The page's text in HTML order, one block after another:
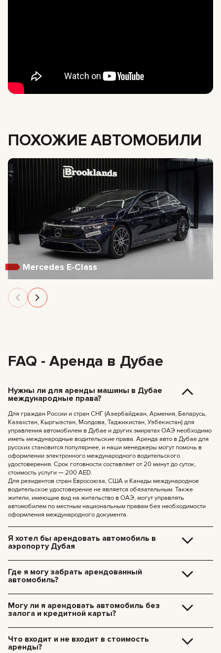
ПОХОЖИЕ АВТОМОБИЛИ
Mercedes E-Class
FAQ - Аренда в Дубае
Нужны ли для аренды машины в Дубае
международные права?
Для граждан России и стран СНГ (Азербайджан, Армения, Беларусь,
Казахстан, Кыргызстан, Молдова, Таджикистан, Узбекистан) для
управления автомобилем в Дубае и других эмиратах ОАЭ необходимо
иметь международные водительские права. Аренда авто в Дубае для
русских становится популярнее, и наши менеджеры могут помочь в
оформлении электронного международного водительского
удостоверения. Срок готовности составляет от 20 минут до суток,
стоимость услуги — 200 AED.
Для резидентов стран Евросоюза, США и Канады международное
водительское удостоверение не является обязательным. Также
жители, имеющие вид на жительство в ОАЭ, могут управлять
автомобилем по местным национальным правам без необходимости
оформления международного документа.
Я хотел бы арендовать автомобиль в
аэропорту Дубая
специалиста. Машина будет ждать вас, и все документы можно будет
оформить на месте.
Где я могу забрать арендованный
автомобиль?
доставку прямо к вашему отелю или в аэропорт Дубая. Мы приедем в
удобное для вас место и оформим все документы на месте.
235 AED (+5% НДС) — ночная доставка (21:00 – 09:00)
Доставка в другие эмираты возможна по запросу.
Могу ли я арендовать автомобиль без
залога и кредитной карты?
криптовалютой.
Что входит и не входит в стоимость
аренды?